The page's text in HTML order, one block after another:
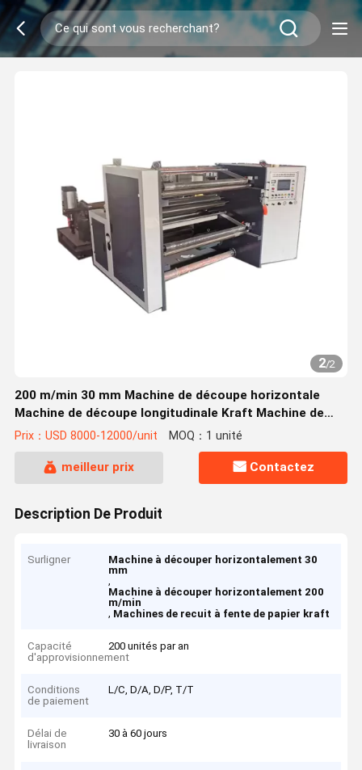
2/2
200 m/min 30 mm Machine de découpe horizontale
Machine de découpe longitudinale Kraft Machine de
découpeuse de papier
Prix：USD 8000-12000/unit MOQ：1 unité
meilleur prix Contactez
Description De Produit
Surligner
Machine à découper horizontalement 30
mm
,
Machine à découper horizontalement 200
m/min
, Machines de recuit à fente de papier kraft
Capacité
d'approvisionnement
200 unités par an
Conditions
de paiement
L/C, D/A, D/P, T/T
Délai de
livraison
30 à 60 jours